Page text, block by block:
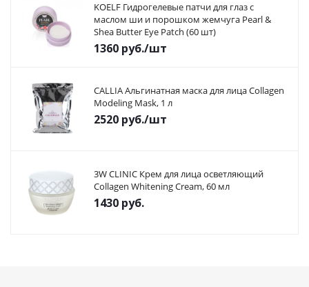
KOELF Гидрогелевые патчи для глаз с
маслом ши и порошком жемчуга Pearl &
Shea Butter Eye Patch (60 шт)
1360 руб./шт
CALLIA Альгинатная маска для лица Collagen
Modeling Mask, 1 л
2520 руб./шт
3W CLINIC Крем для лица осветляющий
Collagen Whitening Cream, 60 мл
1430 руб.